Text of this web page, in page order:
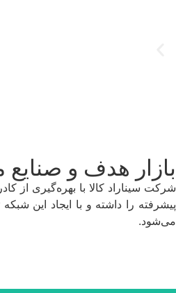
بازار هدف و
شرکت سیناراد کالا با بهره‌گیری از
پیشرفته را داشته و با ایجاد این
می‌شود.